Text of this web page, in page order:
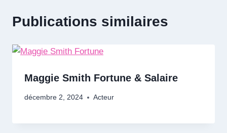
Publications similaires
Maggie Smith Fortune & Salaire
décembre 2, 2024 Acteur